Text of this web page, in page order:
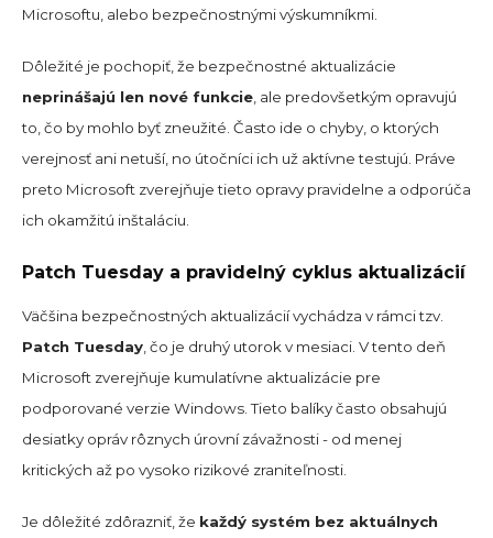
Microsoftu, alebo bezpečnostnými výskumníkmi.
Dôležité je pochopiť, že bezpečnostné aktualizácie
neprinášajú len nové funkcie , ale predovšetkým opravujú
to, čo by mohlo byť zneužité. Často ide o chyby, o ktorých
verejnosť ani netuší, no útočníci ich už aktívne testujú. Práve
preto Microsoft zverejňuje tieto opravy pravidelne a odporúča
ich okamžitú inštaláciu.
Patch Tuesday a pravidelný cyklus aktualizácií
Väčšina bezpečnostných aktualizácií vychádza v rámci tzv.
Patch Tuesday , čo je druhý utorok v mesiaci. V tento deň
Microsoft zverejňuje kumulatívne aktualizácie pre
podporované verzie Windows. Tieto balíky často obsahujú
desiatky opráv rôznych úrovní závažnosti - od menej
kritických až po vysoko rizikové zraniteľnosti.
Je dôležité zdôrazniť, že každý systém bez aktuálnych